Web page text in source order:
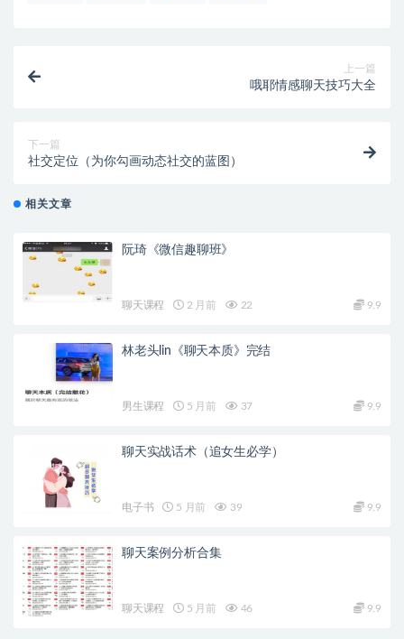
上一篇
哦耶情感聊天技巧大全
下一篇
社交定位（为你勾画动态社交的蓝图）
相关文章
阮琦《微信趣聊班》
聊天课程 2 月前 22 9.9
林老头lin《聊天本质》完结
男生课程 5 月前 37 9.9
聊天实战话术（追女生必学）
电子书 5 月前 39 9.9
聊天案例分析合集
聊天课程 5 月前 46 9.9